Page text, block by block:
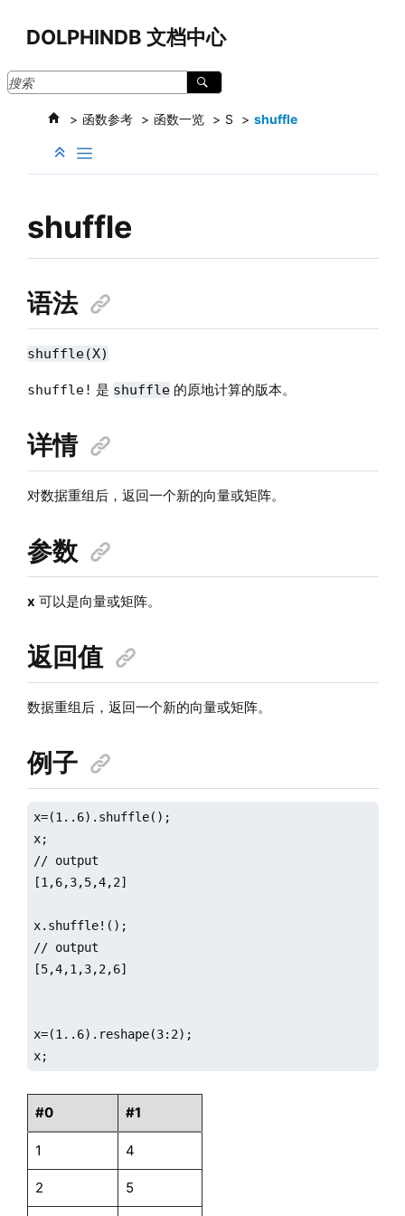
DOLPHINDB 文档中心
函数参考 函数一览 S shuffle
shuffle
语法
shuffle(X)
shuffle! 是 shuffle的原地计算的版本。
详情
对数据重组后，返回一个新的向量或矩阵。
参数
x 可以是向量或矩阵。
返回值
数据重组后，返回一个新的向量或矩阵。
例子
x=(1..6).shuffle();
x;
// output
[1,6,3,5,4,2]
x.shuffle!();
// output
[5,4,1,3,2,6]
x=(1..6).reshape(3:2);
x;
#0 #1
1 4
2 5